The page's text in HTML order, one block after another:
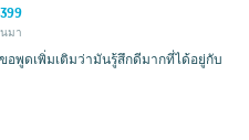
มา
พูดเพิ่มเติมว่ามันรู้สึกดีมากที่ได้อยู่กับ